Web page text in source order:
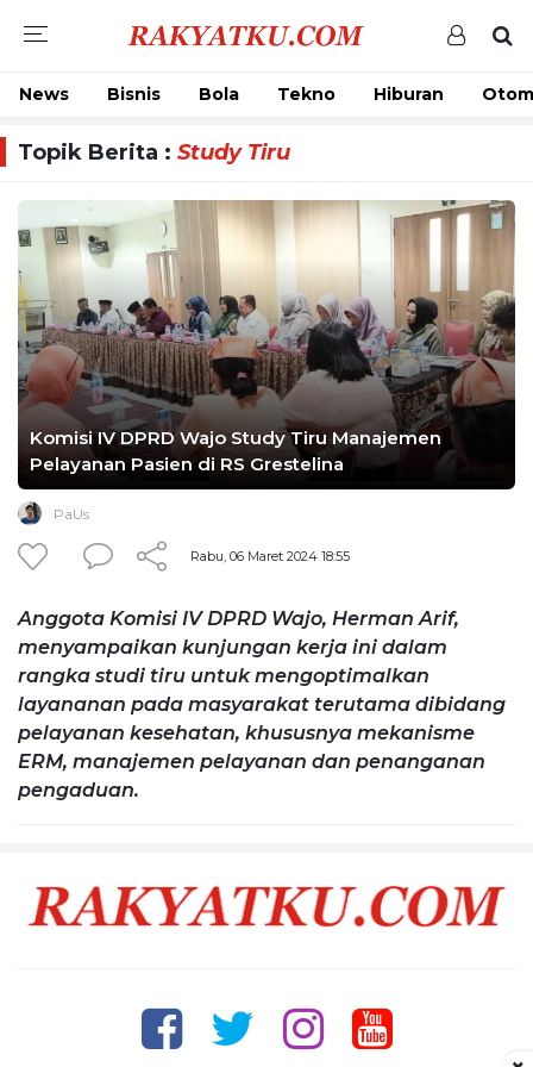
News Bisnis Bola Tekno Hiburan
Topik Berita : Study Tiru
Komisi IV DPRD Wajo Study Tiru Manajemen
Pelayanan Pasien di RS Grestelina
PaUs
Rabu, 06 Maret 2024 18:55
Anggota Komisi IV DPRD Wajo, Herman Arif,
menyampaikan kunjungan kerja ini dalam
rangka studi tiru untuk mengoptimalkan
layananan pada masyarakat terutama dibidang
pelayanan kesehatan, khususnya mekanisme
ERM, manajemen pelayanan dan penanganan
pengaduan.